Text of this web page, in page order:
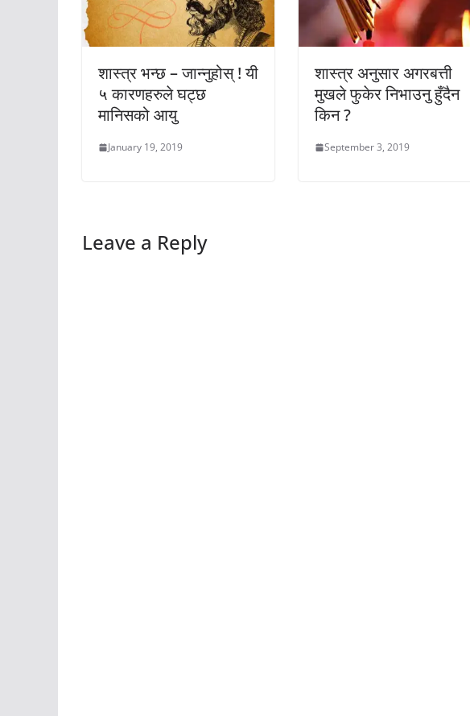
शास्त्र भन्छ – जान्नुहोस् ! यी
५ कारणहरुले घट्छ
मानिसको आयु
January 19, 2019
शास्त्र अनुसार अगरबत्ती
मुखले फुकेर निभाउनु हुँदैन
किन ?
September 3, 2019
Leave a Reply